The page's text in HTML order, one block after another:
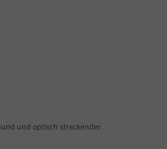
und optisch streckender